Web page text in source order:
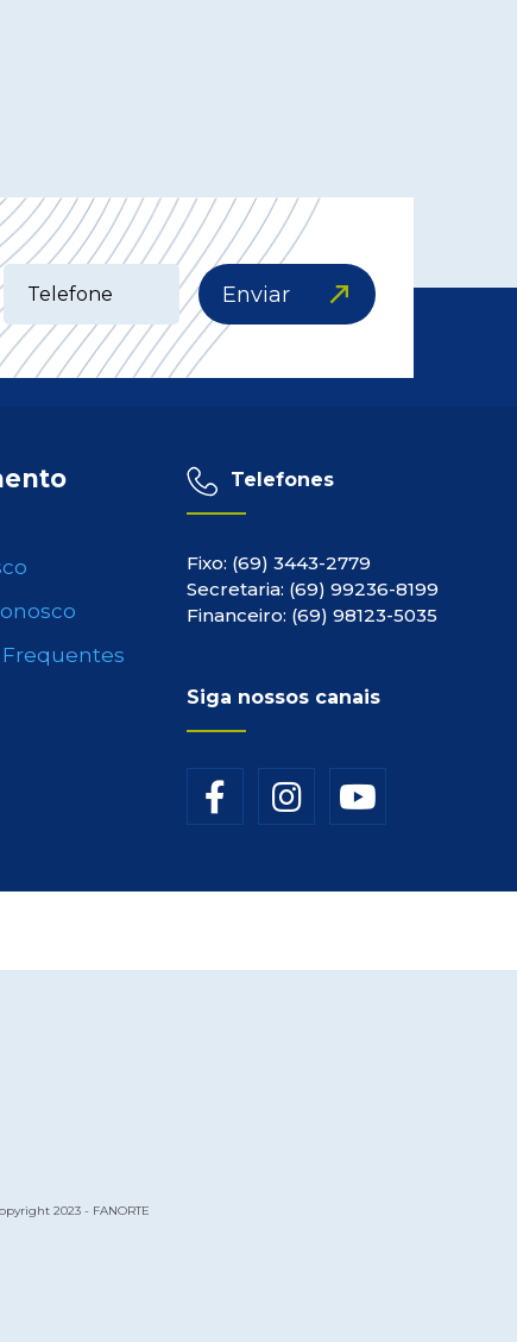
Enviar
Telefones
Fixo: (69) 3443-2779
Secretaria: (69) 99236-8199
Financeiro: (69) 98123-5035
Siga nossos canais
2023 - FANORTE